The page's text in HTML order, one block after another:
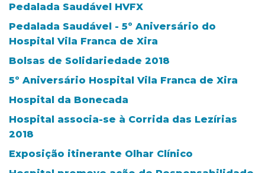
Pedalada Saudável HVFX
Pedalada Saudável - 5º Aniversário do
Hospital Vila Franca de Xira
Bolsas de Solidariedade 2018
5º Aniversário Hospital Vila Franca de Xira
Hospital da Bonecada
Hospital associa-se à Corrida das Lezírias
2018
Exposição itinerante Olhar Clínico